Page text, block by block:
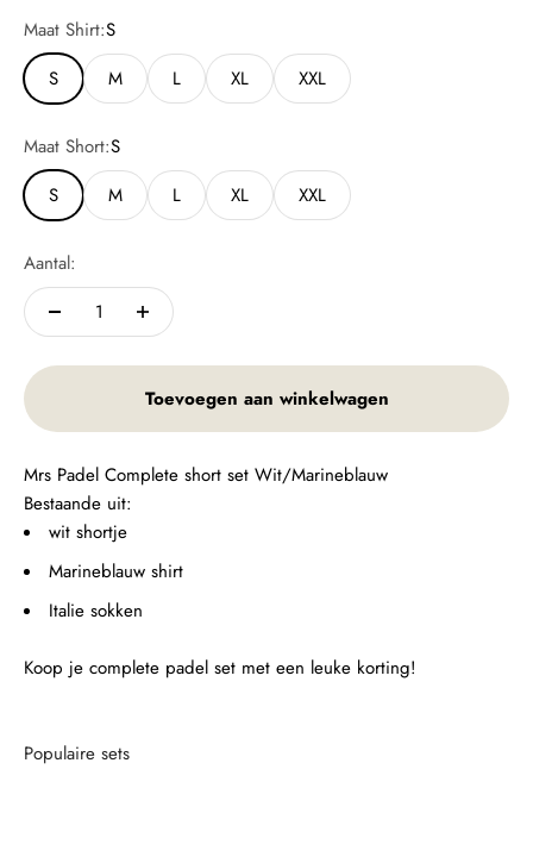
Maat Shirt:S
S
M L XL XXL
Maat Short:S
S
M L XL XXL
Aantal:
Toevoegen aan winkelwagen
Mrs Padel Complete short set Wit/Marineblauw
Bestaande uit:
wit shortje
Marineblauw shirt
Italie sokken
Koop je complete padel set met een leuke korting!